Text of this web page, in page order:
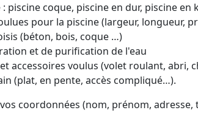
piscine coque, piscine en dur, piscine en
pour la piscine (largeur, longueur,
(béton, bois, coque …)
et de purification de l'eau
accessoires voulus (volet roulant, abri,
(plat, en pente, accès compliqué…).
coordonnées (nom, prénom,